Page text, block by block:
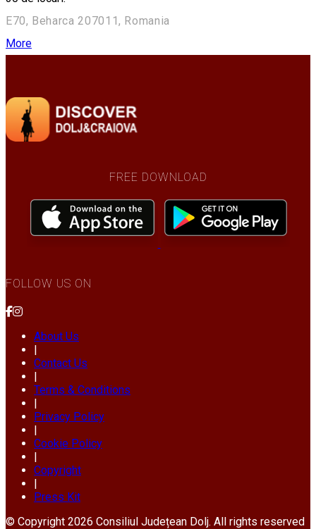
E70, Beharca 207011, Romania
More
FREE DOWNLOAD
FOLLOW US ON
About Us
|
Contact Us
|
Terms & Conditions
|
Privacy Policy
|
Cookie Policy
|
Copyright
|
Press Kit
© Copyright 2026 Consiliul Județean Dolj. All rights reserved